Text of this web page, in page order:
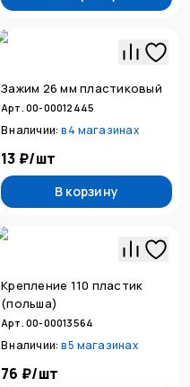
Зажим 26 мм пластиковый
Арт. 00-00012445
В наличии: в4 магазинах
13 ₽/шт
В корзину
Крепление 110 пластик
(польша)
Арт. 00-00013564
В наличии: в5 магазинах
76 ₽/шт